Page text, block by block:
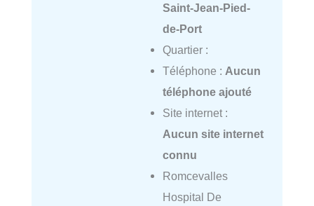
Saint-Jean-Pied-
de-Port
Quartier :
Téléphone : Aucun
téléphone ajouté
Site internet :
Aucun site internet
connu
Romcevalles
Hospital De